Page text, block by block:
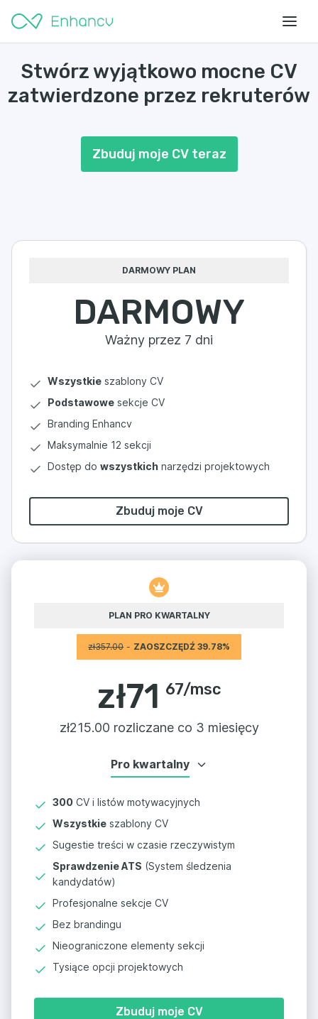
Stwórz wyjątkowo mocne CV
zatwierdzone przez rekruterów
Zbuduj moje CV teraz
DARMOWY PLAN
DARMOWY
Ważny przez 7 dni
Wszystkie szablony CV
Podstawowe sekcje CV
Branding Enhancv
Maksymalnie 12 sekcji
Dostęp do wszystkich narzędzi projektowych
Zbuduj moje CV
PLAN PRO KWARTALNY
zł357.00 - ZAOSZCZĘDŹ 39.78%
zł71 67/msc
zł215.00 rozliczane co 3 miesięcy
Pro kwartalny
300 CV i listów motywacyjnych
Wszystkie szablony CV
Sugestie treści w czasie rzeczywistym
Sprawdzenie ATS (System śledzenia
kandydatów)
Profesjonalne sekcje CV
Bez brandingu
Nieograniczone elementy sekcji
Tysiące opcji projektowych
Zbuduj moje CV